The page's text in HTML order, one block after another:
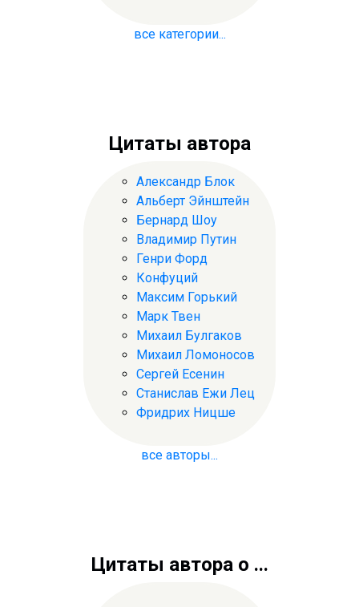
все категории...
Цитаты автора
Александр Блок
Альберт Эйнштейн
Бернард Шоу
Владимир Путин
Генри Форд
Конфуций
Максим Горький
Марк Твен
Михаил Булгаков
Михаил Ломоносов
Сергей Есенин
Станислав Ежи Лец
Фридрих Ницше
все авторы...
Цитаты автора о ...